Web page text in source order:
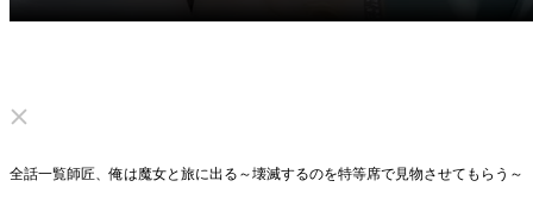
ミュートを解除する
全話一覧師匠、俺は魔女と旅に出る～壊滅するのを特等席で見物させてもらう～